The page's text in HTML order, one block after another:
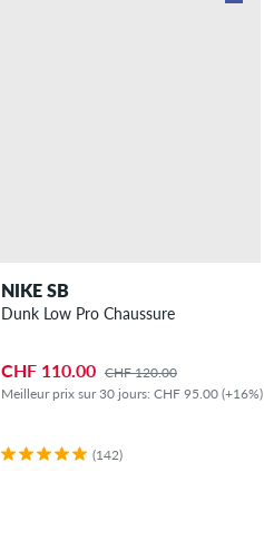
NIKE SB
Dunk Low Pro Chaussure
CHF 110.00 CHF 120.00
Meilleur prix sur 30 jours: CHF 95.00 (+16%)
(142)